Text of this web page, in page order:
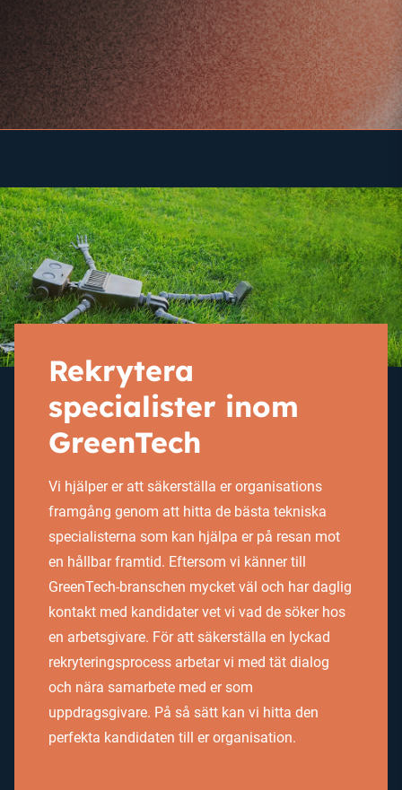
Rekrytera
specialister inom
GreenTech
Vi hjälper er att säkerställa er organisations
framgång genom att hitta de bästa tekniska
specialisterna som kan hjälpa er på resan mot
en hållbar framtid. Eftersom vi känner till
GreenTech-branschen mycket väl och har daglig
kontakt med kandidater vet vi vad de söker hos
en arbetsgivare. För att säkerställa en lyckad
rekryteringsprocess arbetar vi med tät dialog
och nära samarbete med er som
uppdragsgivare. På så sätt kan vi hitta den
perfekta kandidaten till er organisation.